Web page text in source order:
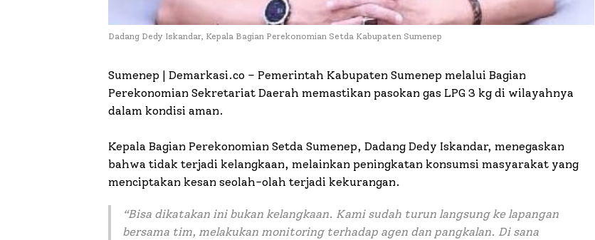
Dadang Dedy Iskandar, Kepala Bagian Perekonomian Setda Kabupaten Sumenep
Sumenep | Demarkasi.co – Pemerintah Kabupaten Sumenep melalui Bagian
Perekonomian Sekretariat Daerah memastikan pasokan gas LPG 3 kg di wilayahnya
dalam kondisi aman.
Kepala Bagian Perekonomian Setda Sumenep, Dadang Dedy Iskandar, menegaskan
bahwa tidak terjadi kelangkaan, melainkan peningkatan konsumsi masyarakat yang
menciptakan kesan seolah-olah terjadi kekurangan.
“Bisa dikatakan ini bukan kelangkaan. Kami sudah turun langsung ke lapangan
bersama tim, melakukan monitoring terhadap agen dan pangkalan. Di sana